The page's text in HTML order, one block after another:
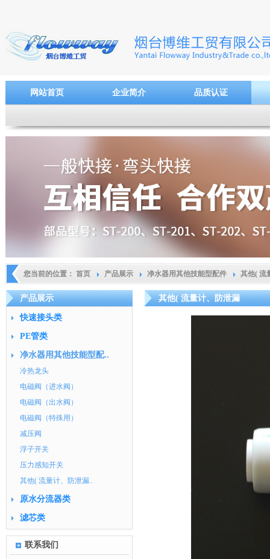
网站首页 企业简介 品质认证
您当前的位置： 首页 产品展示 净水器用其他技能型配件 其他( 流
产品展示
快速接头类
PE管类
净水器用其他技能型配..
冷热龙头
电磁阀（进水阀）
电磁阀（出水阀）
电磁阀（特殊用）
减压阀
浮子开关
压力感知开关
其他( 流量计、防泄漏..
原水分流器类
滤芯类
联系我们
其他( 流量计、防泄漏